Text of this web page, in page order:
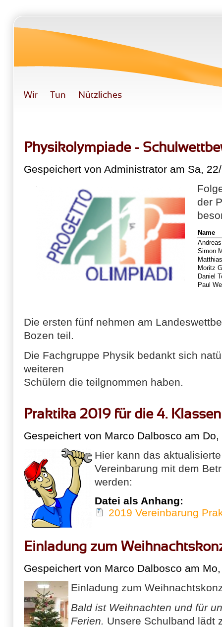
Wir Tun Nützliches
Physikolympiade -
Gespeichert von Administrator am Sa,
der
Name
Simon
Moritz
Daniel
Paul
Die ersten fünf nehmen am
Bozen teil.
Die Fachgruppe Physik bedankt sich
weiteren
Schülern die teilgnommen haben.
Praktika 2019 für die 4. Klassen
Gespeichert von Marco Dalbosco am Do,
Hier kann das
Vereinbarung mit dem
werden:
Datei als Anhang:
2019 Vereinbarung
Einladung zum
Gespeichert von Marco Dalbosco am
Einladung zum
Bald ist Weihnachten und für
Ferien. Unsere Schulband lädt